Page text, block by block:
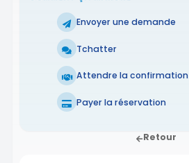
Envoyer une demande
Tchatter
Attendre la confirmation
Payer la réservation
Retour